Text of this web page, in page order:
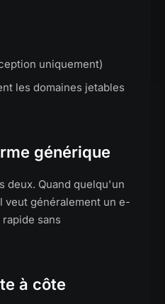
uniquement)
les domaines jetables
générique
deux. Quand quelqu'un
veut généralement un e-
sans
à côte